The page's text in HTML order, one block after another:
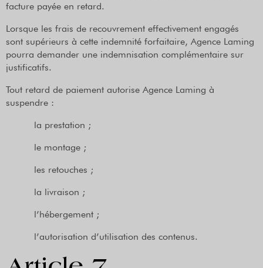
facture payée en retard.
Lorsque les frais de recouvrement effectivement engagés
sont supérieurs à cette indemnité forfaitaire, Agence Laming
pourra demander une indemnisation complémentaire sur
justificatifs.
Tout retard de paiement autorise Agence Laming à
suspendre :
la prestation ;
le montage ;
les retouches ;
la livraison ;
l’hébergement ;
l’autorisation d’utilisation des contenus.